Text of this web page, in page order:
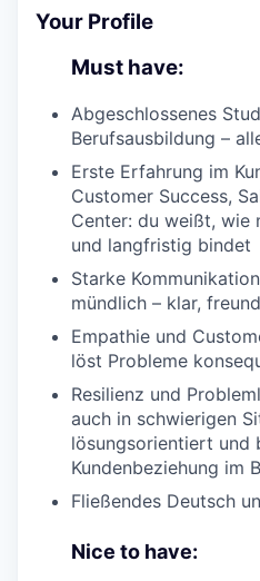
Your Profile
Must have:
Abgeschlossenes
Berufsausbildung –
Erste Erfahrung im
Customer Success,
Center: du weißt, wie
und langfristig bindet
Starke
mündlich – klar,
Empathie und
löst Probleme
Resilienz und
auch in schwierigen
lösungsorientiert und
Kundenbeziehung im
Fließendes Deutsch
Nice to have: